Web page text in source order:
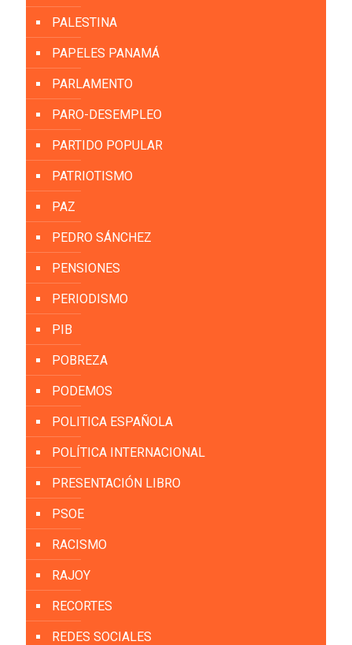
PALESTINA
PAPELES PANAMÁ
PARLAMENTO
PARO-DESEMPLEO
PARTIDO POPULAR
PATRIOTISMO
PAZ
PEDRO SÁNCHEZ
PENSIONES
PERIODISMO
PIB
POBREZA
PODEMOS
POLITICA ESPAÑOLA
POLÍTICA INTERNACIONAL
PRESENTACIÓN LIBRO
PSOE
RACISMO
RAJOY
RECORTES
REDES SOCIALES